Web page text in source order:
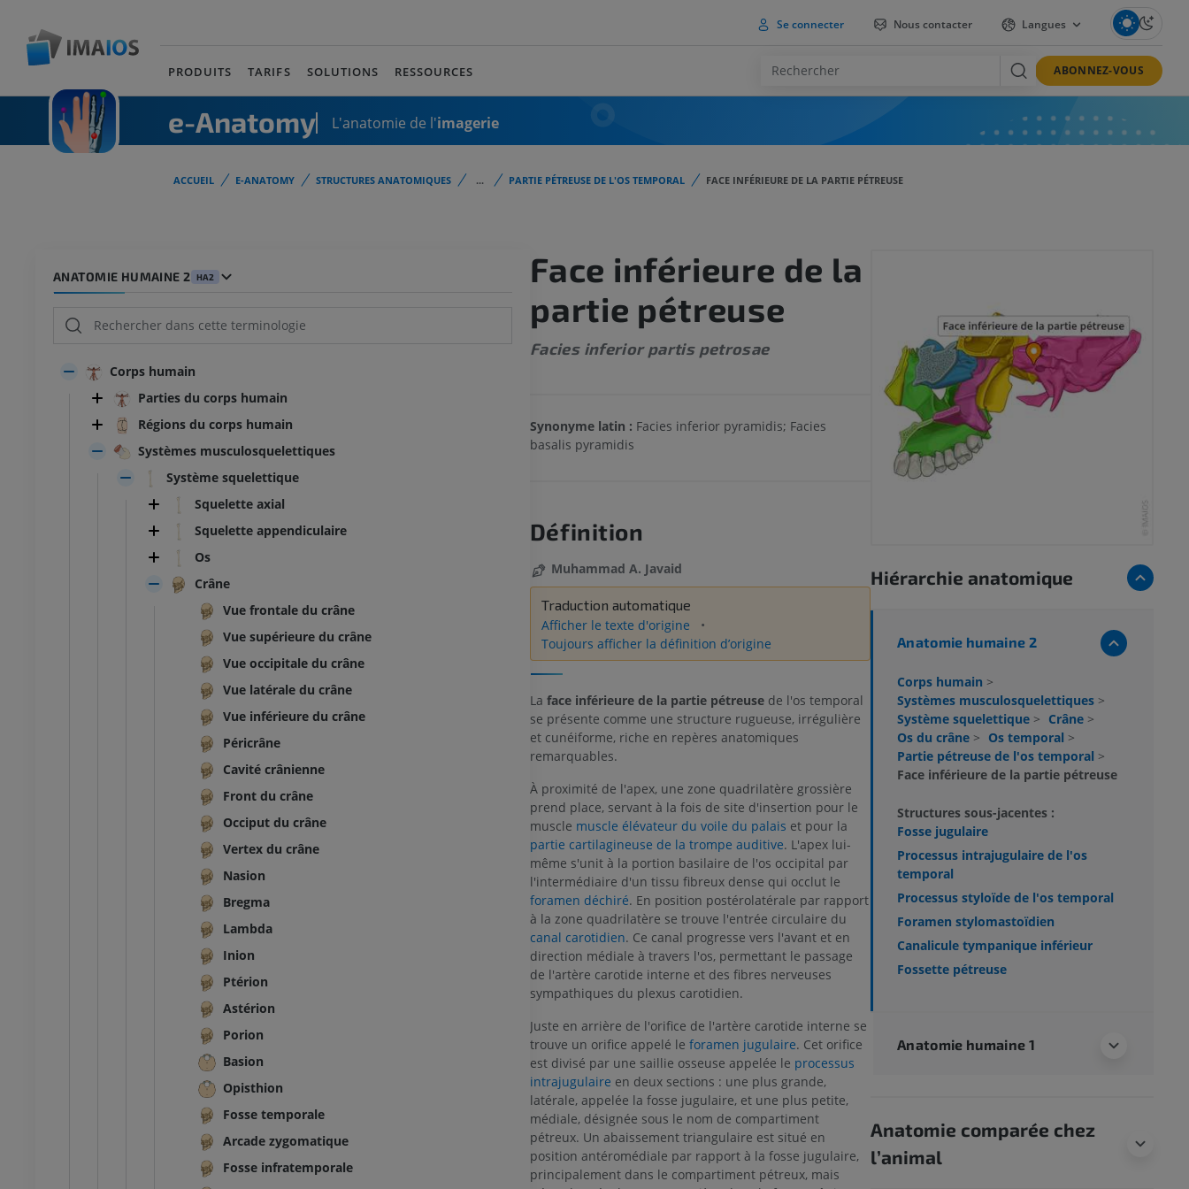
Se connecter Nous contacter Langues
PRODUITS TARIFS SOLUTIONS RESSOURCES ABONNEZ-VOUS
e-Anatomy L'anatomie de l'imagerie
ACCUEIL E-ANATOMY STRUCTURES ANATOMIQUES ... PARTIE PÉTREUSE DE L'OS TEMPORAL FACE INFÉRIEURE DE LA PARTIE PÉTREUSE
ANATOMIE HUMAINE 2 HA2
Corps humain
Parties du corps humain
Régions du corps humain
Systèmes musculosquelettiques
Système squelettique
Squelette axial
Squelette appendiculaire
Os
Crâne
Vue frontale du crâne
Vue supérieure du crâne
Vue occipitale du crâne
Vue latérale du crâne
Vue inférieure du crâne
Péricrâne
Cavité crânienne
Front du crâne
Occiput du crâne
Vertex du crâne
Nasion
Bregma
Lambda
Inion
Ptérion
Astérion
Porion
Basion
Opisthion
Fosse temporale
Arcade zygomatique
Fosse infratemporale
Face inférieure de la
partie pétreuse
Facies inferior partis petrosae
Synonyme latin : Facies inferior pyramidis; Facies
basalis pyramidis
Définition
Muhammad A. Javaid
Traduction automatique
Afficher le texte d'origine
Toujours afficher la définition d’origine
La face inférieure de la partie pétreusede l'os temporal
se présente comme une structure rugueuse, irrégulière
et cunéiforme, riche en repères anatomiques
remarquables.
À proximité de l'apex, une zone quadrilatère grossière
prend place, servant à la fois de site d'insertion pour le
muscle muscle élévateur du voile du palais et pour la
partie cartilagineuse de la trompe auditive. L'apex lui-
même s'unit à la portion basilaire de l'os occipital par
l'intermédiaire d'un tissu fibreux dense qui occlut le
foramen déchiré. En position postérolatérale par rapport
à la zone quadrilatère se trouve l'entrée circulaire du
canal carotidien. Ce canal progresse vers l'avant et en
direction médiale à travers l'os, permettant le passage
de l'artère carotide interne et des fibres nerveuses
sympathiques du plexus carotidien.
Juste en arrière de l'orifice de l'artère carotide interne se
trouve un orifice appelé le foramen jugulaire. Cet orifice
est divisé par une saillie osseuse appelée le processus
intrajugulaire en deux sections : une plus grande,
latérale, appelée la fosse jugulaire, et une plus petite,
médiale, désignée sous le nom de compartiment
pétreux. Un abaissement triangulaire est situé en
position antéromédiale par rapport à la fosse jugulaire,
principalement dans le compartiment pétreux, mais
Hiérarchie anatomique
Anatomie humaine 2
Corps humain >
Systèmes musculosquelettiques >
Système squelettique > Crâne >
Os du crâne > Os temporal >
Partie pétreuse de l'os temporal >
Face inférieure de la partie pétreuse
Structures sous-jacentes :
Fosse jugulaire
Processus intrajugulaire de l'os
temporal
Processus styloïde de l'os temporal
Foramen stylomastoïdien
Canalicule tympanique inférieur
Fossette pétreuse
Anatomie humaine 1
Anatomie comparée chez
l’animal